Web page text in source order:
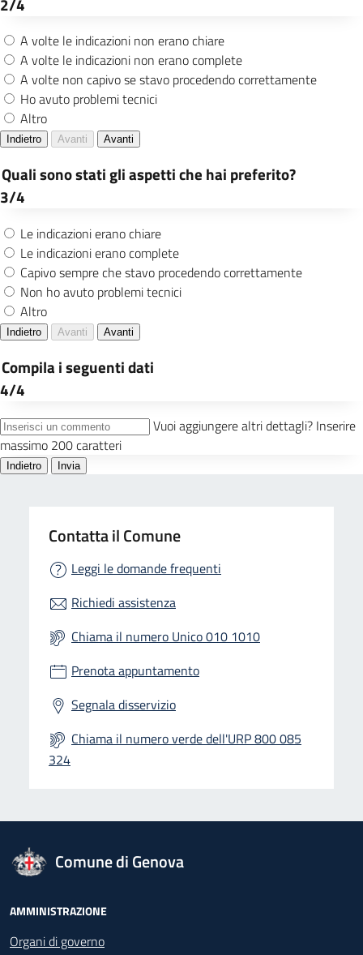
Contatta il Comune
Leggi le domande frequenti
Richiedi assistenza
Chiama il numero Unico 010 1010
Prenota appuntamento
Segnala disservizio
Chiama il numero verde dell'URP 800 085
324
logo Unione Europea
Comune di Genova
Footer - Navigazione
AMMINISTRAZIONE
Organi di governo